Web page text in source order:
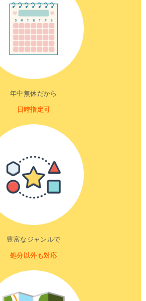
年中無休だから
日時指定可
豊富なジャンルで
処分以外も対応